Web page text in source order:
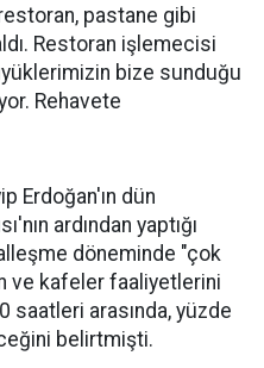
pastane gibi
Restoran işlemecisi
bize sunduğu
Rehavete
Erdoğan'ın dün
ardından yaptığı
döneminde "çok
ve kafeler faaliyetlerini
saatleri arasında, yüzde
belirtmişti.